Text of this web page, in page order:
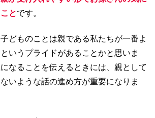
とです。
どものことは親である私たちが一番よ
いうプライドがあることかと思いま
なることを伝えるときには、親として
いような話の進め方が重要になりま